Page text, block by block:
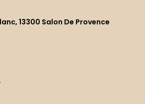
13300 Salon De Provence